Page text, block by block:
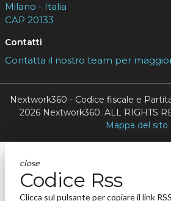
Milano - Italia
CAP 20133
Contatti
Contatta il nostro team per
Nextwork360 - Codice fiscale e
2026 Nextwork360. ALL RIGHTS
Mappa del sito
close
Codice Rss
Clicca sul pulsante per copiare il link